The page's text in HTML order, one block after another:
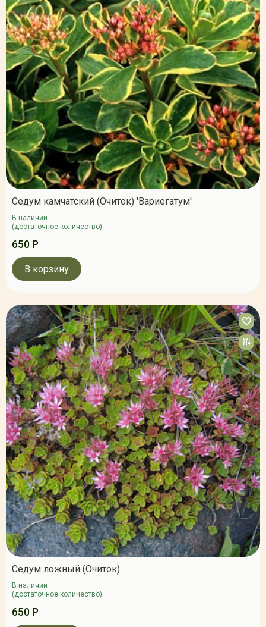
Седум камчатский (Очиток) 'Вариегатум'
В наличии
(достаточное количество)
650 Р
В корзину
Седум ложный (Очиток)
В наличии
(достаточное количество)
650 Р